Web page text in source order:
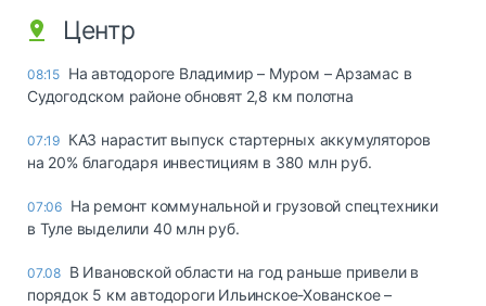
Центр
08:15 На автодороге Владимир – Муром – Арзамас в
Судогодском районе обновят 2,8 км полотна
07:19 КАЗ нарастит выпуск стартерных аккумуляторов
на 20% благодаря инвестициям в 380 млн руб.
07:06 На ремонт коммунальной и грузовой спецтехники
в Туле выделили 40 млн руб.
07.08 В Ивановской области на год раньше привели в
порядок 5 км автодороги Ильинское-Хованское –